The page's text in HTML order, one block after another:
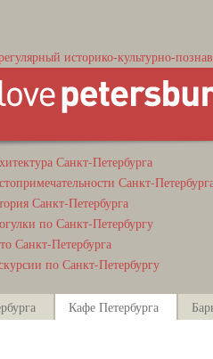
историко-культурно-
Санкт-Петербурга
Санкт-
Санкт-Петербурга
по Санкт-Петербургу
Санкт-Петербурга
по Санкт-Петербургу
Кафе Петербурга